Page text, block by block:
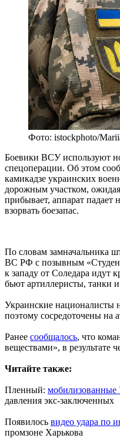
Фото: istockphoto/
Боевики ВСУ используют
спецоперации. Об этом
камикадзе украинских
дорожным участком,
прибывает, аппарат падает
взорвать боезапас.
По словам замначальника
ВС РФ с позывным
к западу от Соледара идут
бьют артиллеристы, танки
Украинские националисты
поэтому сосредоточены на
Ранее сообщалось, что
веществами», в результате
Читайте также:
Пленный: мобилизованные
давления экс-заключенных
Появилось видео удара по
промзоне Харькова